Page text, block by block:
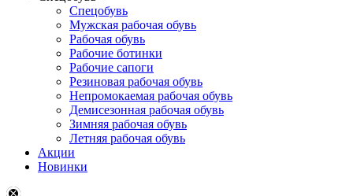
Спецобувь
Мужская рабочая обувь
Рабочая обувь
Рабочие ботинки
Рабочие сапоги
Резиновая рабочая обувь
Непромокаемая рабочая обувь
Демисезонная рабочая обувь
Зимняя рабочая обувь
Летняя рабочая обувь
Акции
Новинки